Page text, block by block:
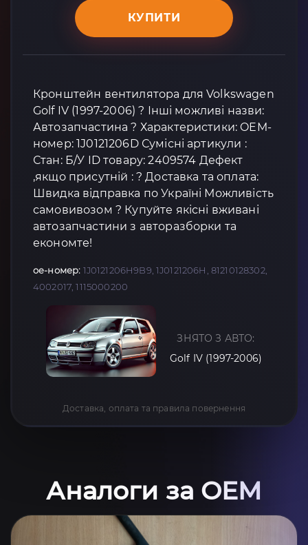
КУПИТИ
Кронштейн вентилятора для Volkswagen
Golf IV (1997-2006) ? Інші можливі назви:
Автозапчастина ? Характеристики: OEM-
номер: 1J0121206D Сумісні артикули :
Стан: Б/У ID товару: 2409574 Дефект
,якщо присутній : ? Доставка та оплата:
Швидка відправка по Україні Можливість
самовивозом ? Купуйте якісні вживані
автозапчастини з авторазборки та
економте!
oe-номер: 1J0121206H9B9, 1J0121206H, 81210128302,
4002017, 1115000200
ЗНЯТО З АВТО:
Golf IV (1997-2006)
Доставка, оплата та правила повернення
Аналоги за OEM